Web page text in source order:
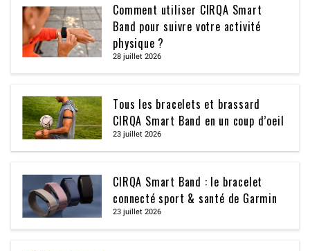
Comment utiliser CIRQA Smart
Band pour suivre votre activité
physique ?
28 juillet 2026
Tous les bracelets et brassard
CIRQA Smart Band en un coup d’oeil
23 juillet 2026
CIRQA Smart Band : le bracelet
connecté sport & santé de Garmin
23 juillet 2026